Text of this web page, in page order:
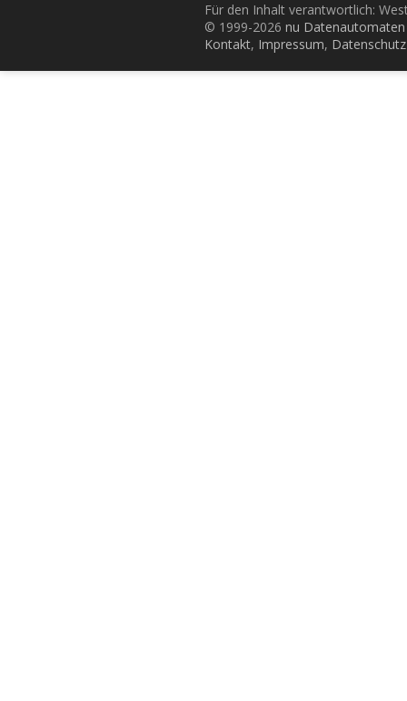
Für den Inhalt verantwortlich:
© 1999-2026 nu
Kontakt, Impressum, Datenschutz